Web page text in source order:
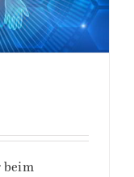
beim